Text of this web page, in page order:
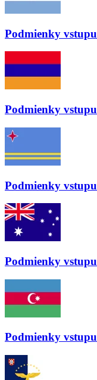
Podmienky vstupu
Podmienky vstupu
Podmienky vstupu
Podmienky vstupu
Podmienky vstupu